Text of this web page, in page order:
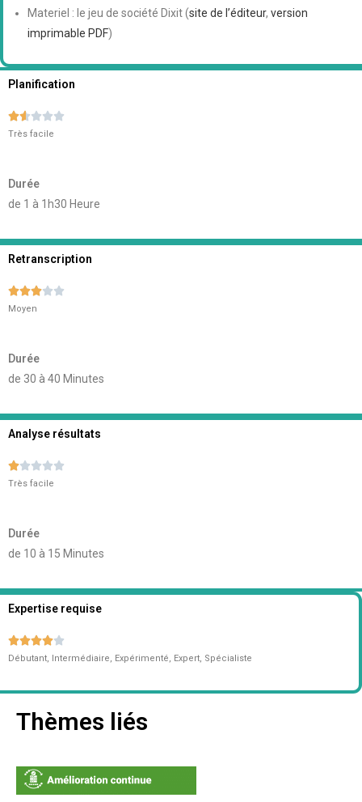
Materiel : le jeu de société Dixit (site de l’éditeur, version
imprimable PDF)
Planification

Très facile
Durée
de 1 à 1h30 Heure
Retranscription

Moyen
Durée
de 30 à 40 Minutes
Analyse résultats

Très facile
Durée
de 10 à 15 Minutes
Expertise requise

Débutant, Intermédiaire, Expérimenté, Expert, Spécialiste
Thèmes liés